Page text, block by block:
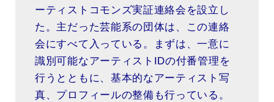
ーティストコモンズ実証連絡会を設立し
た。主だった芸能系の団体は、この連絡
会にすべて入っている。まずは、一意に
識別可能なアーティストIDの付番管理を
行うとともに、基本的なアーティスト写
真、プロフィールの整備も行っている。